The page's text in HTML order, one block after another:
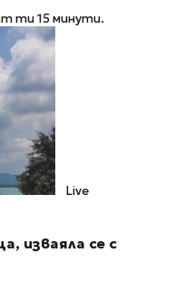
ти 15 минути.
Live
изваяла се с